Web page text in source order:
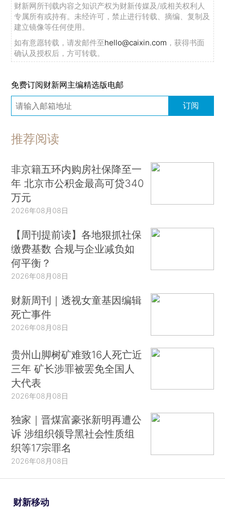
财新网所刊载内容之知识产权为财新传媒及/或相关权利人
专属所有或持有。未经许可，禁止进行转载、摘编、复制及
建立镜像等任何使用。
如有意愿转载，请发邮件至hello@caixin.com ，获得书面
确认及授权后，方可转载。
免费订阅财新网主编精选版电邮
订阅
推荐阅读
非京籍五环内购房社保降至一
年 北京市公积金最高可贷340
万元
2026年08月08日
【周刊提前读】各地狠抓社保
缴费基数 合规与企业减负如
何平衡？
2026年08月08日
财新周刊｜透视女童基因编辑
死亡事件
2026年08月08日
贵州山脚树矿难致16人死亡近
三年 矿长涉罪被罢免全国人
大代表
2026年08月08日
独家｜晋煤富豪张新明再遭公
诉 涉组织领导黑社会性质组
织等17宗罪名
2026年08月08日
财新移动